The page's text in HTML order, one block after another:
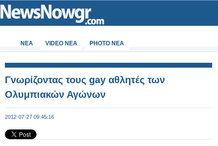
ΝΕΑ VIDEO NEA PHOTO NEA
Γνωρίζοντας τους gay αθλητές των
Ολυμπιακών Αγώνων
2012-07-27 09:45:16